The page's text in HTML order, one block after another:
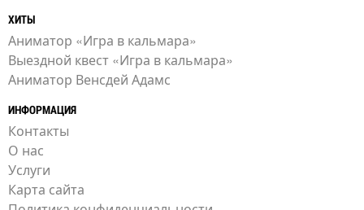
ХИТЫ
Аниматор «Игра в кальмара»
Выездной квест «Игра в кальмара»
Аниматор Венсдей Адамс
ИНФОРМАЦИЯ
Контакты
О нас
Услуги
Карта сайта